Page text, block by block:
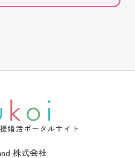
婚活ポータルサイト
株式会社